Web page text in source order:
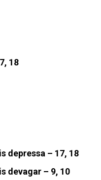
18
depressa – 17, 18
devagar – 9, 10